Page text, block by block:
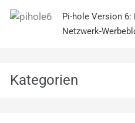
Pi-hole Version 6:
Netzwerk-
Kategorien